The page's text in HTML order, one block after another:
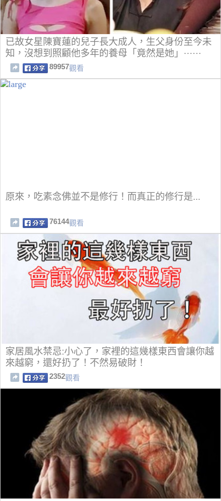
已故女星陳寶蓮的兒子長大成人，生父身份至今未
知，沒想到照顧他多年的養母「竟然是她」······
89957觀看
原來，吃素念佛並不是修行！而真正的修行是...
76144觀看
家居風水禁忌:小心了，家裡的這幾樣東西會讓你越
來越窮，還好扔了！不然易破財！
2352觀看